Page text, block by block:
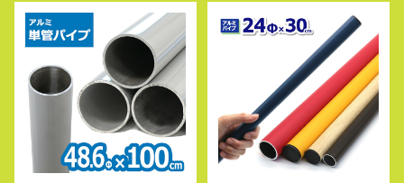
棚 支柱 ガーデニング 家庭
菜園 太陽光発電 クランプ
単管パイプ ジョイント タン
カン
菜園 太陽光発電 クランプ
単管パイプ ジョイント タン